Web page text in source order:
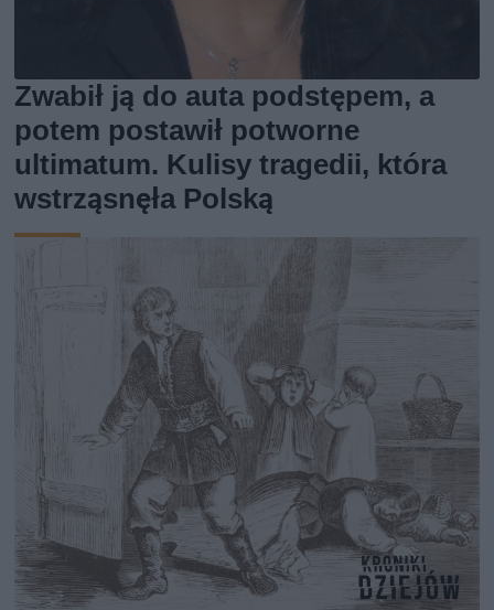
Zwabił ją do auta podstępem, a
potem postawił potworne
ultimatum. Kulisy tragedii, która
wstrząsnęła Polską